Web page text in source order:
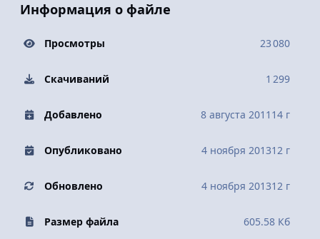
Информация о файле
Просмотры 23 080
Скачиваний 1 299
Добавлено 8 августа 2011 14 г
Опубликовано 4 ноября 201312 г
Обновлено 4 ноября 201312 г
Размер файла 605.58 Кб